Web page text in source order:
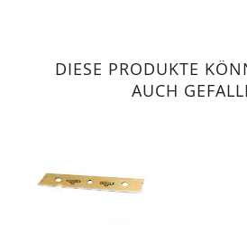
DIESE PRODUKTE
AUCH